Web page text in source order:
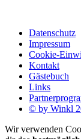
Datenschutz
Impressum
Cookie-
Kontakt
Gästebuch
Links
© by Winkl
Wir verwenden